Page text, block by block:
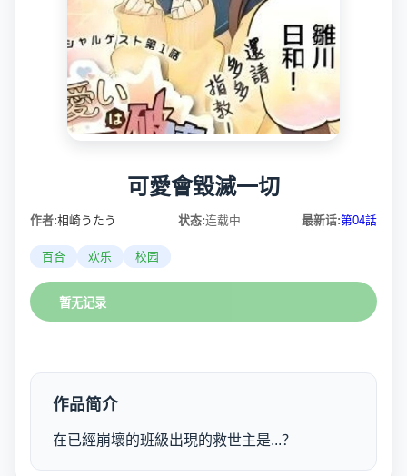
可愛會毀滅一切
作者:相崎うたう 状态:连载中 最新话:第04話
百合 欢乐 校园
暂无记录
作品简介
在已經崩壞的班級出現的救世主是...？